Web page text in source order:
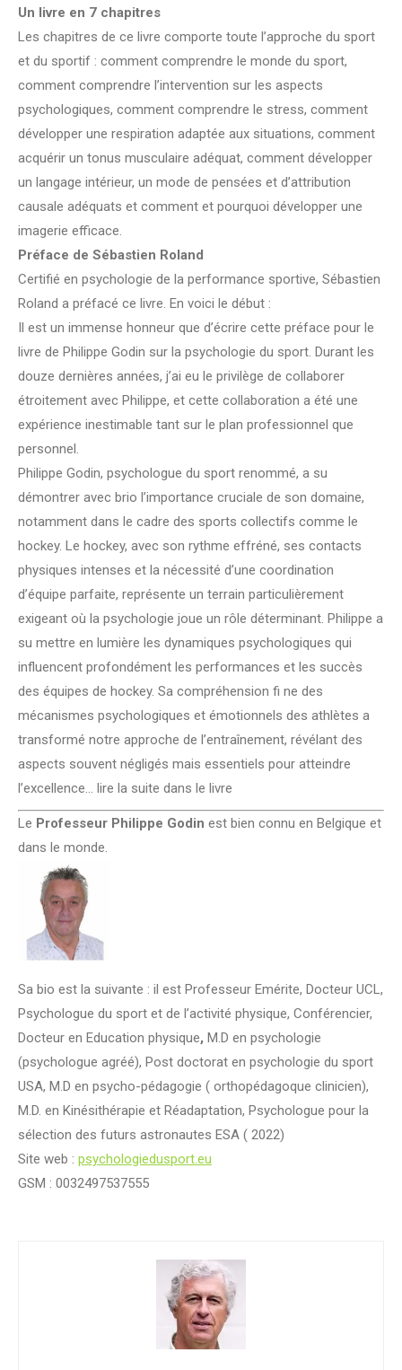
Un livre en 7 chapitres
Les chapitres de ce livre comporte toute l’approche du sport
et du sportif : comment comprendre le monde du sport,
comment comprendre l’intervention sur les aspects
psychologiques, comment comprendre le stress, comment
développer une respiration adaptée aux situations, comment
acquérir un tonus musculaire adéquat, comment développer
un langage intérieur, un mode de pensées et d’attribution
causale adéquats et comment et pourquoi développer une
imagerie efficace.
Préface de Sébastien Roland
Certifié en psychologie de la performance sportive, Sébastien
Roland a préfacé ce livre. En voici le début :
Il est un immense honneur que d’écrire cette préface pour le
livre de Philippe Godin sur la psychologie du sport. Durant les
douze dernières années, j’ai eu le privilège de collaborer
étroitement avec Philippe, et cette collaboration a été une
expérience inestimable tant sur le plan professionnel que
personnel.
Philippe Godin, psychologue du sport renommé, a su
démontrer avec brio l’importance cruciale de son domaine,
notamment dans le cadre des sports collectifs comme le
hockey. Le hockey, avec son rythme effréné, ses contacts
physiques intenses et la nécessité d’une coordination
d’équipe parfaite, représente un terrain particulièrement
exigeant où la psychologie joue un rôle déterminant. Philippe a
su mettre en lumière les dynamiques psychologiques qui
influencent profondément les performances et les succès
des équipes de hockey. Sa compréhension fi ne des
mécanismes psychologiques et émotionnels des athlètes a
transformé notre approche de l’entraînement, révélant des
aspects souvent négligés mais essentiels pour atteindre
l’excellence… lire la suite dans le livre
Le Professeur Philippe Godin est bien connu en Belgique et
dans le monde.
Sa bio est la suivante : il est Professeur Emérite, Docteur UCL,
Psychologue du sport et de l’activité physique, Conférencier,
Docteur en Education physique, M.D en psychologie
(psychologue agréé), Post doctorat en psychologie du sport
USA, M.D en psycho-pédagogie ( orthopédagoque clinicien),
M.D. en Kinésithérapie et Réadaptation, Psychologue pour la
sélection des futurs astronautes ESA ( 2022)
Site web : psychologiedusport.eu
GSM : 0032497537555